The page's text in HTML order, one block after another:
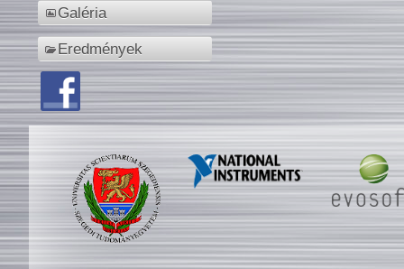
Galéria
Eredmények